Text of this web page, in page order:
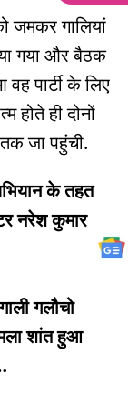
जमकर गालियां
गया और बैठक
पार्टी के लिए
होते ही दोनों
जा पहुंची.
के तहत
नरेश कुमार
गलौचो
शांत हुआ